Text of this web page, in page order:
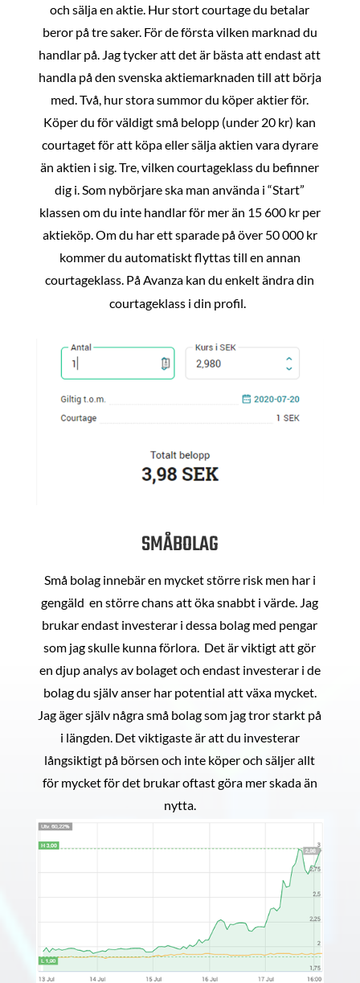
och sälja en aktie. Hur stort courtage du betalar
beror på tre saker. För de första vilken marknad du
handlar på. Jag tycker att det är bästa att endast att
handla på den svenska aktiemarknaden till att börja
med. Två, hur stora summor du köper aktier för.
Köper du för väldigt små belopp (under 20 kr) kan
courtaget för att köpa eller sälja aktien vara dyrare
än aktien i sig. Tre, vilken courtageklass du befinner
dig i. Som nybörjare ska man använda i “Start”
klassen om du inte handlar för mer än 15 600 kr per
aktieköp. Om du har ett sparade på över 50 000 kr
kommer du automatiskt flyttas till en annan
courtageklass. På Avanza kan du enkelt ändra din
courtageklass i din profil.
SMÅBOLAG
Små bolag innebär en mycket större risk men har i
gengäld en större chans att öka snabbt i värde. Jag
brukar endast investerar i dessa bolag med pengar
som jag skulle kunna förlora. Det är viktigt att gör
en djup analys av bolaget och endast investerar i de
bolag du själv anser har potential att växa mycket.
Jag äger själv några små bolag som jag tror starkt på
i längden. Det viktigaste är att du investerar
långsiktigt på börsen och inte köper och säljer allt
för mycket för det brukar oftast göra mer skada än
nytta.